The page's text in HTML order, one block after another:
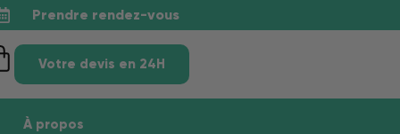
Prendre rendez-vous
Votre devis en 24H
À propos